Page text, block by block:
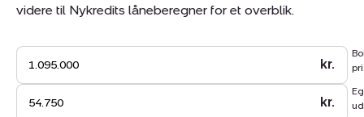
idrætsfaciliteter.
Der er altså ikke langt til hverdagen, ligesom der heller
videre til Nykredits låneberegner for et overblik.
kr.
kr.